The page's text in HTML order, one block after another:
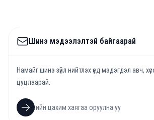
Шинэ мэдээлэлтэй байгаарай
Намайг шинэ зүйл нийтлэх үед мэдэгдэл авч,
цуцлаарай.